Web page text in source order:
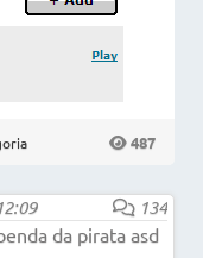
487
134
da pirata asd